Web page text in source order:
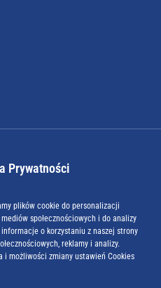
Prywatności
plików cookie do personalizacji
społecznościowych i do analizy
o korzystaniu z naszej strony
reklamy i analizy.
i możliwości zmiany ustawień Cookies